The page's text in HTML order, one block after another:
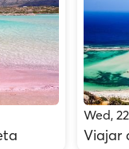
Wed,
Viajar